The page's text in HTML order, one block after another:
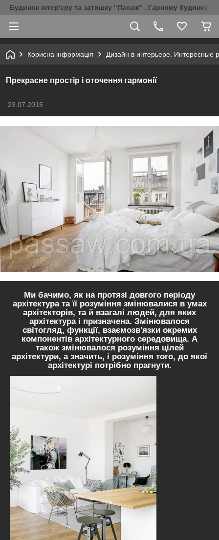
Будинок інтер'єру та затишку "Пасаж" . Гарному будинку-
Корисна інформація Дизайн в интерьере. Интересные
Прекрасне простір і оточення гармонії
23.07.2015
Ми бачимо, як на протязі довгого періоду
архітектура та її розуміння змінювалися в умах
архітекторів, та й взагалі людей, для яких
архітектура і призначена. Змінювалося
світогляд, функції, взаємозв'язки окремих
компонентів архітектурного середовища. А
також змінювалося розуміння цілей
архітектури, а значить, і розуміння того, до якої
архітектурі потрібно прагнути.